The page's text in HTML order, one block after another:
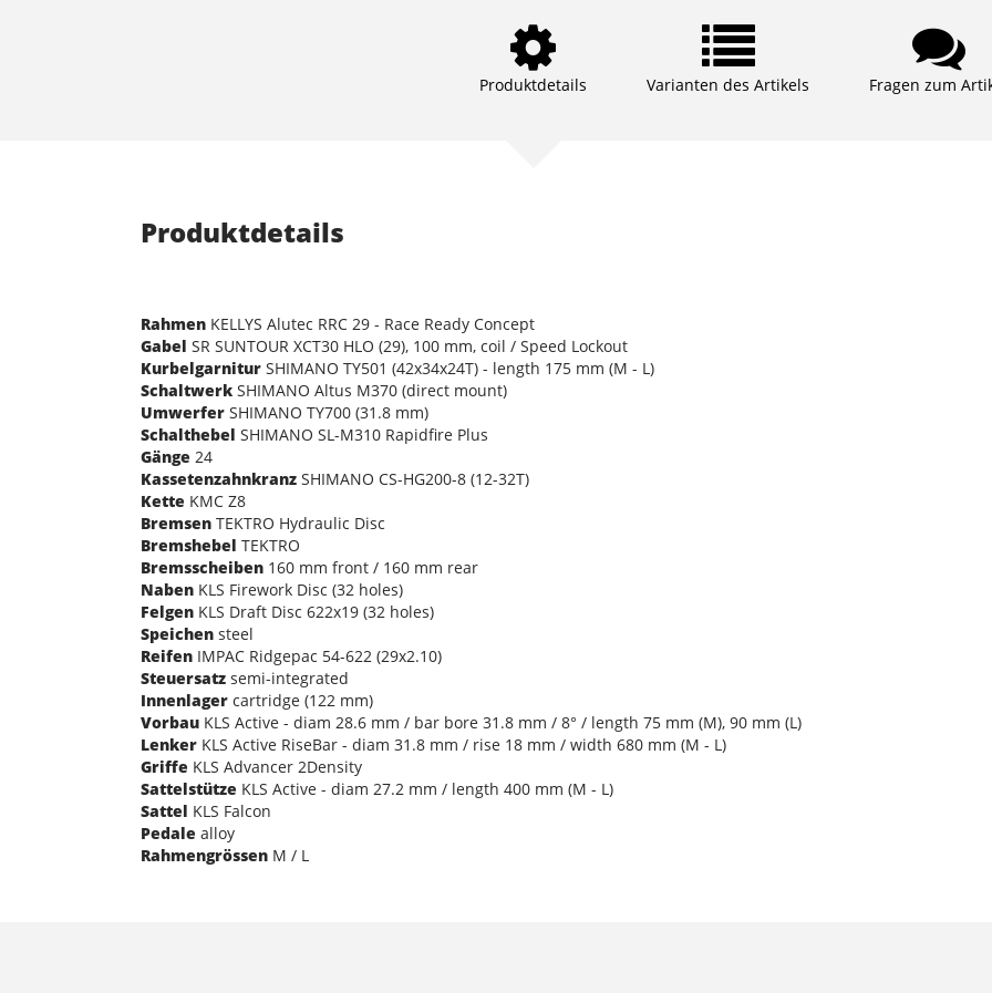
Produktdetails Varianten des Artikels Fragen zum
Produktdetails
Rahmen KELLYS Alutec RRC 29 - Race Ready Concept
Gabel SR SUNTOUR XCT30 HLO (29), 100 mm, coil / Speed Lockout
Kurbelgarnitur SHIMANO TY501 (42x34x24T) - length 175 mm (M - L)
Schaltwerk SHIMANO Altus M370 (direct mount)
Umwerfer SHIMANO TY700 (31.8 mm)
Schalthebel SHIMANO SL-M310 Rapidfire Plus
Gänge 24
Kassetenzahnkranz SHIMANO CS-HG200-8 (12-32T)
Kette KMC Z8
Bremsen TEKTRO Hydraulic Disc
Bremshebel TEKTRO
Bremsscheiben 160 mm front / 160 mm rear
Naben KLS Firework Disc (32 holes)
Felgen KLS Draft Disc 622x19 (32 holes)
Speichen steel
Reifen IMPAC Ridgepac 54-622 (29x2.10)
Steuersatz semi-integrated
Innenlager cartridge (122 mm)
Vorbau KLS Active - diam 28.6 mm / bar bore 31.8 mm / 8° / length 75 mm (M), 90 mm (L)
Lenker KLS Active RiseBar - diam 31.8 mm / rise 18 mm / width 680 mm (M - L)
Griffe KLS Advancer 2Density
Sattelstütze KLS Active - diam 27.2 mm / length 400 mm (M - L)
Sattel KLS Falcon
Pedale alloy
Rahmengrössen M / L